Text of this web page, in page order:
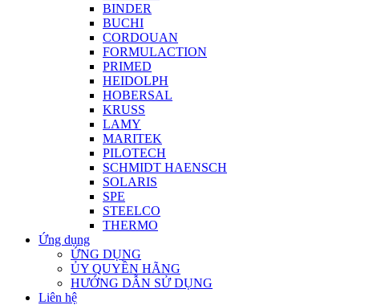
BINDER
BUCHI
CORDOUAN
FORMULACTION
PRIMED
HEIDOLPH
HOBERSAL
KRUSS
LAMY
MARITEK
PILOTECH
SCHMIDT HAENSCH
SOLARIS
SPE
STEELCO
THERMO
Ứng dụng
ỨNG DỤNG
ỦY QUYỀN HÃNG
HƯỚNG DẪN SỬ DỤNG
Liên hệ